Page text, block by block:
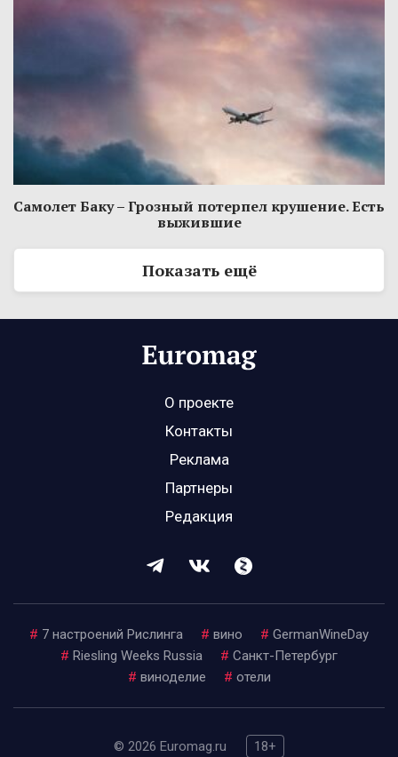
Самолет Баку – Грозный потерпел крушение. Есть
выжившие
Показать ещё
О проекте
Контакты
Реклама
Партнеры
Редакция
# 7 настроений Рислинга # вино # GermanWineDay
# Riesling Weeks Russia # Санкт-Петербург
# виноделие # отели
© 2026 Euromag.ru 18+